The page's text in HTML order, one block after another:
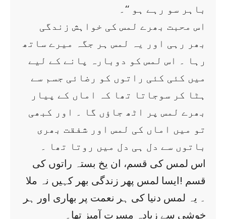
باہر سو رہے ہو ‘‘۔
اس محبت بھرے لمس کی خواہش زندگی
بھر رہی اور یہ لمس ہر جگہ میرے ساتھ
رہا ۔ اس لمس کو دوبارہ پانے کے لیے
میں کئی کئی راتوں کو رضائی جسم سے
ہٹا کر سوجاتا تھا کہ اماں کے پیار
بھرے لمس پر اٹھ جاؤں گا ۔ اور کبھی
تو میں اماں کی لمس اور شفقت بھری
باتوں سے دل ہی دل میں روتا تھا ۔
اس لمس کی قسم، ان یخ بستہ راتوں کی
قسم !ایسا لمس پھر زندگی بھر کہیں نہ ملا
۔ یہ لمس دنیا کی ہر نعمت پر بھاری اور ہر
خوشی سے زیادہ مسرت آمیز تھا۔